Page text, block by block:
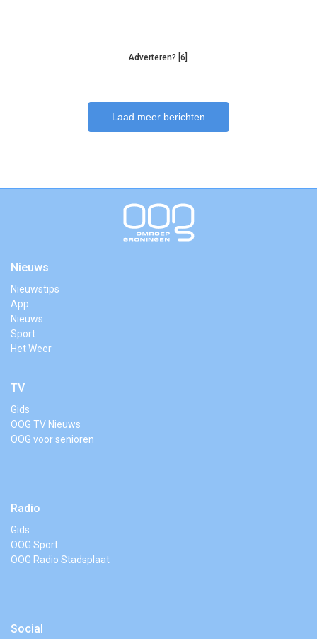
Adverteren? [6]
Laad meer berichten
Nieuws
Nieuwstips
App
Nieuws
Sport
Het Weer
TV
Gids
OOG TV Nieuws
OOG voor senioren
Radio
Gids
OOG Sport
OOG Radio Stadsplaat
Social